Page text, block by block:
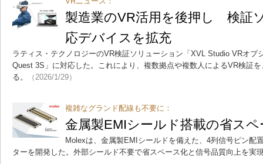
製造業のVR活用を後押し 検証
応デバイスを拡充
ラティス・テクノロジーのVR検証ソリューション「XVL Studio VRオプ
Quest 3S」に対応した。これにより、複数拠点や複数人によるVR検証
る。
（2026/1/29）
複雑なグランド配線も不要に：
金属製EMIシールド搭載の省ス
Molexは、金属製EMIシールドを備えた、4列信号ピン配
ターを開発した。外部シールド不要で省スペース化と信号品質向上を実